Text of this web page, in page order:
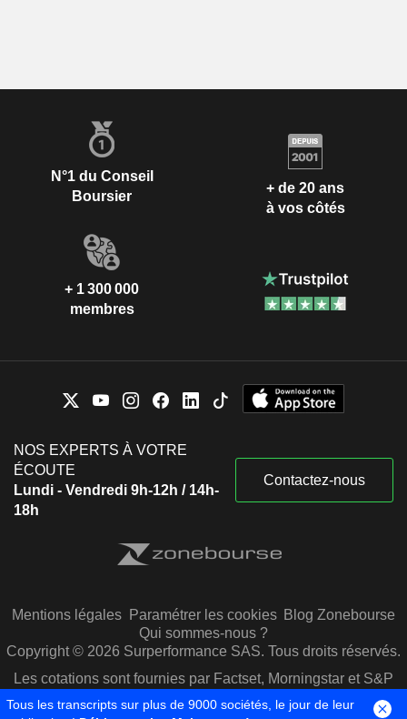
N°1 du Conseil
Boursier
+ de 20 ans
à vos côtés
+ 1 300 000
membres
NOS EXPERTS À VOTRE
ÉCOUTE
Lundi - Vendredi 9h-12h / 14h-
18h
Contactez-nous
Mentions légales Paramétrer les cookies Blog Zonebourse
Qui sommes-nous ?
Copyright © 2026 Surperformance SAS. Tous droits réservés.
Les cotations sont fournies par Factset, Morningstar et S&P
Capital IQ
Tous les transcripts sur plus de 9000 sociétés, le jour de leur